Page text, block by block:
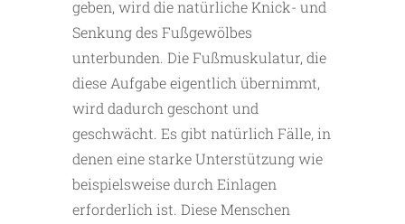
geben, wird die natürliche Knick- und
Senkung des Fußgewölbes
unterbunden. Die Fußmuskulatur, die
diese Aufgabe eigentlich übernimmt,
wird dadurch geschont und
geschwächt. Es gibt natürlich Fälle, in
denen eine starke Unterstützung wie
beispielsweise durch Einlagen
erforderlich ist. Diese Menschen